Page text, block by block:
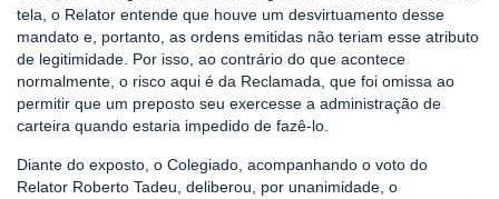
tela, o Relator entende que houve um desvirtuamento desse
mandato e, portanto, as ordens emitidas não teriam esse atributo
de legitimidade. Por isso, ao contrário do que acontece
normalmente, o risco aqui é da Reclamada, que foi omissa ao
permitir que um preposto seu exercesse a administração de
carteira quando estaria impedido de fazê-lo.
Diante do exposto, o Colegiado, acompanhando o voto do
Relator Roberto Tadeu, deliberou, por unanimidade, o